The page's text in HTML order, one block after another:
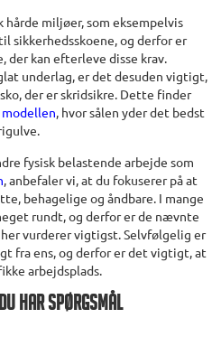
hårde miljøer, som eksempelvis
sikkerhedsskoene, og derfor er
kan efterleve disse krav.
underlag, er det desuden vigtigt,
der er skridsikre. Dette finder
modellen, hvor sålen yder det bedst
fysisk belastende arbejde som
, anbefaler vi, at du fokuserer på at
behagelige og åndbare. I mange
rundt, og derfor er de nævnte
vurderer vigtigst. Selvfølgelig er
fra ens, og derfor er det vigtigt, at
arbejdsplads.
HAR SPØRGSMÅL